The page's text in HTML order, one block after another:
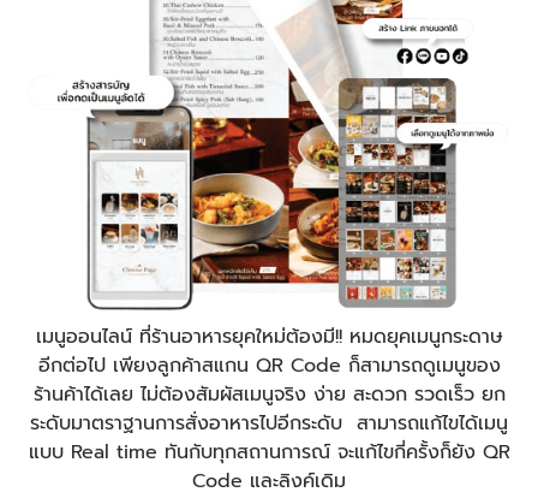
เมนูออนไลน์ ที่ร้านอาหารยุคใหม่ต้องมี!! หมดยุคเมนูกระดาษ
อีกต่อไป เพียงลูกค้าสแกน QR Code ก็สามารถดูเมนูของ
ร้านค้าได้เลย ไม่ต้องสัมผัสเมนูจริง ง่าย สะดวก รวดเร็ว ยก
ระดับมาตราฐานการสั่งอาหารไปอีกระดับ สามารถแก้ไขได้เมนู
แบบ Real time ทันกับทุกสถานการณ์ จะแก้ไขกี่ครั้งก็ยัง QR
Code และลิงค์เดิม